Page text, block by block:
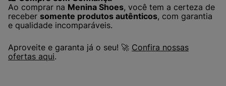
Ao comprar na Menina Shoes, você tem a certeza de
receber somente produtos autênticos, com garantia
e qualidade incomparáveis.
Aproveite e garanta já o seu! 🚀 Confira nossas
ofertas aqui.